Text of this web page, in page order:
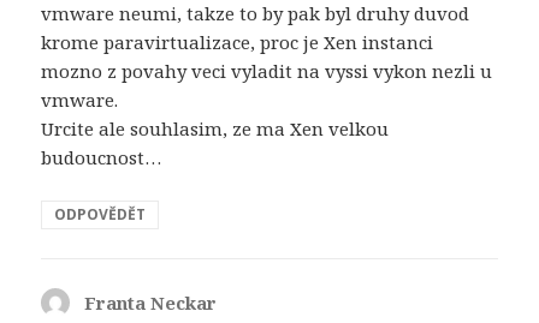
vmware neumi, takze to by pak byl druhy duvod
krome paravirtualizace, proc je Xen instanci
mozno z povahy veci vyladit na vyssi vykon nezli u
vmware.
Urcite ale souhlasim, ze ma Xen velkou
budoucnost…
ODPOVĚDĚT
Franta Neckar